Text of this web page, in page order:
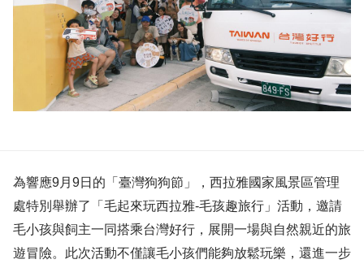
為響應9月9日的「臺灣狗狗節」，西拉雅國家風景區管理
處特別舉辦了「毛起來玩西拉雅-毛孩趣旅行」活動，邀請
毛小孩與飼主一同搭乘台灣好行，展開一場與自然親近的旅
遊冒險。此次活動不僅讓毛小孩們能夠放鬆玩樂，還進一步